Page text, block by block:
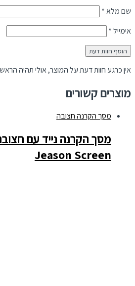
שם מלא*
אימייל*
אין כרגע חוות דעת על המוצר, אולי תהיה הראשון
מוצרים קשורים
מסך הקרנה חצובה
Jeason Screen